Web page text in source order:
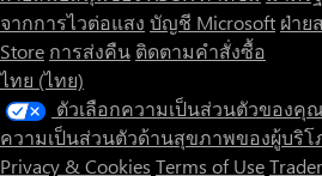
จากการไวต่อแสง บัญชี Microsoft ฝ่าย
Store การส่งคืน ติดตามคำสั่งซื้อ
ไทย (ไทย)
ตัวเลือกความเป็นส่วนตัวของคุ
ความเป็นส่วนตัวด้านสุขภาพของผู้บริโ
Privacy & Cookies Terms of Use